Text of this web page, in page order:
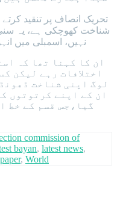
تحریک انصاف پر تنقید کرتے
شناخت کھوچکی ہے، یہ سنی
نہیں، اسمبلی میں
اختلافات رہے لیکن
لوگ اپنی شناخت
ان کے اپنے کرتوتوں
گیا،جس قسم کے خط
commission of
bayan, latest news,
, World